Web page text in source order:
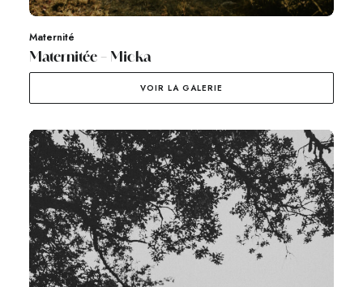
Maternité
Maternitée – Micka
VOIR LA GALERIE